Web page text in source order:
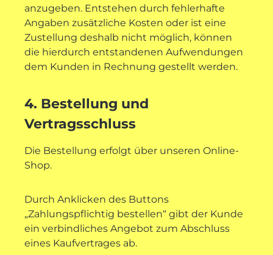
anzugeben. Entstehen durch fehlerhafte
Angaben zusätzliche Kosten oder ist eine
Zustellung deshalb nicht möglich, können
die hierdurch entstandenen Aufwendungen
dem Kunden in Rechnung gestellt werden.
4. Bestellung und
Vertragsschluss
Die Bestellung erfolgt über unseren Online-
Shop.
Durch Anklicken des Buttons
„Zahlungspflichtig bestellen“ gibt der Kunde
ein verbindliches Angebot zum Abschluss
eines Kaufvertrages ab.